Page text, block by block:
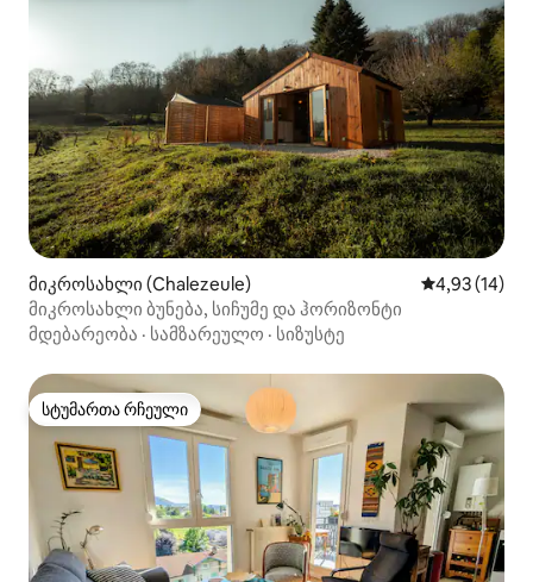
მიკროსახლი (Chalezeule) საშუალო
4,93 (14)
მიკროსახლი ბუნება, სიჩუმე და ჰორიზონტი
მდებარეობა · სამზარეულო · სიზუსტე
სტუმართა რჩეული
სტუმართა რჩეული